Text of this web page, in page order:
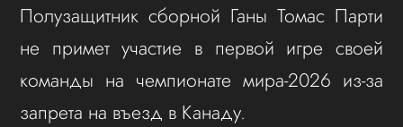
Полузащитник сборной Ганы Томас Парти
не примет участие в первой игре своей
команды на чемпионате мира-2026 из-за
запрета на въезд в Канаду.